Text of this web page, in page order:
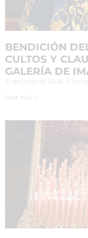
BENDICIÓN
CULTOS Y
GALERÍA DE
Leer más »